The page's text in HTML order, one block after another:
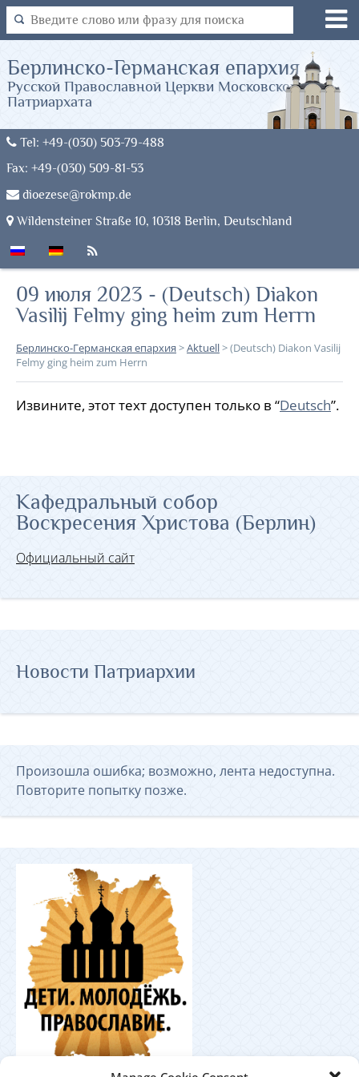
Tel: +49-(030) 503-79-488
Fax: +49-(030) 509-81-53
dioezese@rokmp.de
Wildensteiner Straße 10, 10318 Berlin, Deutschland
Берлинско-Германская епархия
Русской Православной Церкви Московского
Патриархата
09 июля 2023 - (Deutsch) Diakon
Vasilij Felmy ging heim zum Herrn
Берлинско-Германская епархия >Aktuell>(Deutsch) Diakon Vasilij
Felmy ging heim zum Herrn
Извините, этот техт доступен только в “Deutsch”.
Кафедральный собор
Воскресения Христова (Берлин)
Официальный сайт
Новости Патриархии
Произошла ошибка; возможно, лента недоступна.
Повторите попытку позже.